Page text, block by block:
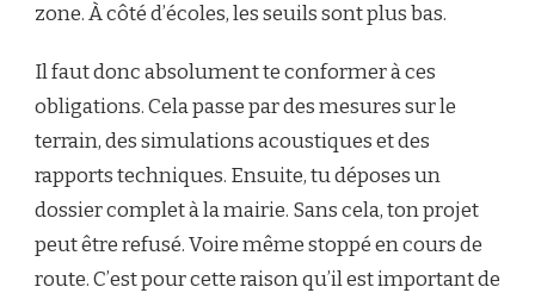
zone. À côté d’écoles, les seuils sont plus bas.
Il faut donc absolument te conformer à ces
obligations. Cela passe par des mesures sur le
terrain, des simulations acoustiques et des
rapports techniques. Ensuite, tu déposes un
dossier complet à la mairie. Sans cela, ton projet
peut être refusé. Voire même stoppé en cours de
route. C’est pour cette raison qu’il est important de